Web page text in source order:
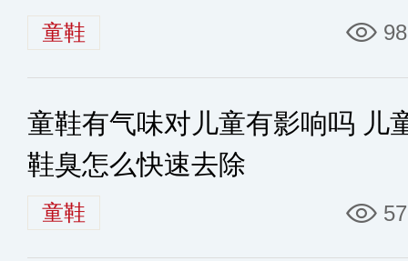
童鞋
童鞋有气味对儿童有影响吗 儿
鞋臭怎么快速去除
童鞋